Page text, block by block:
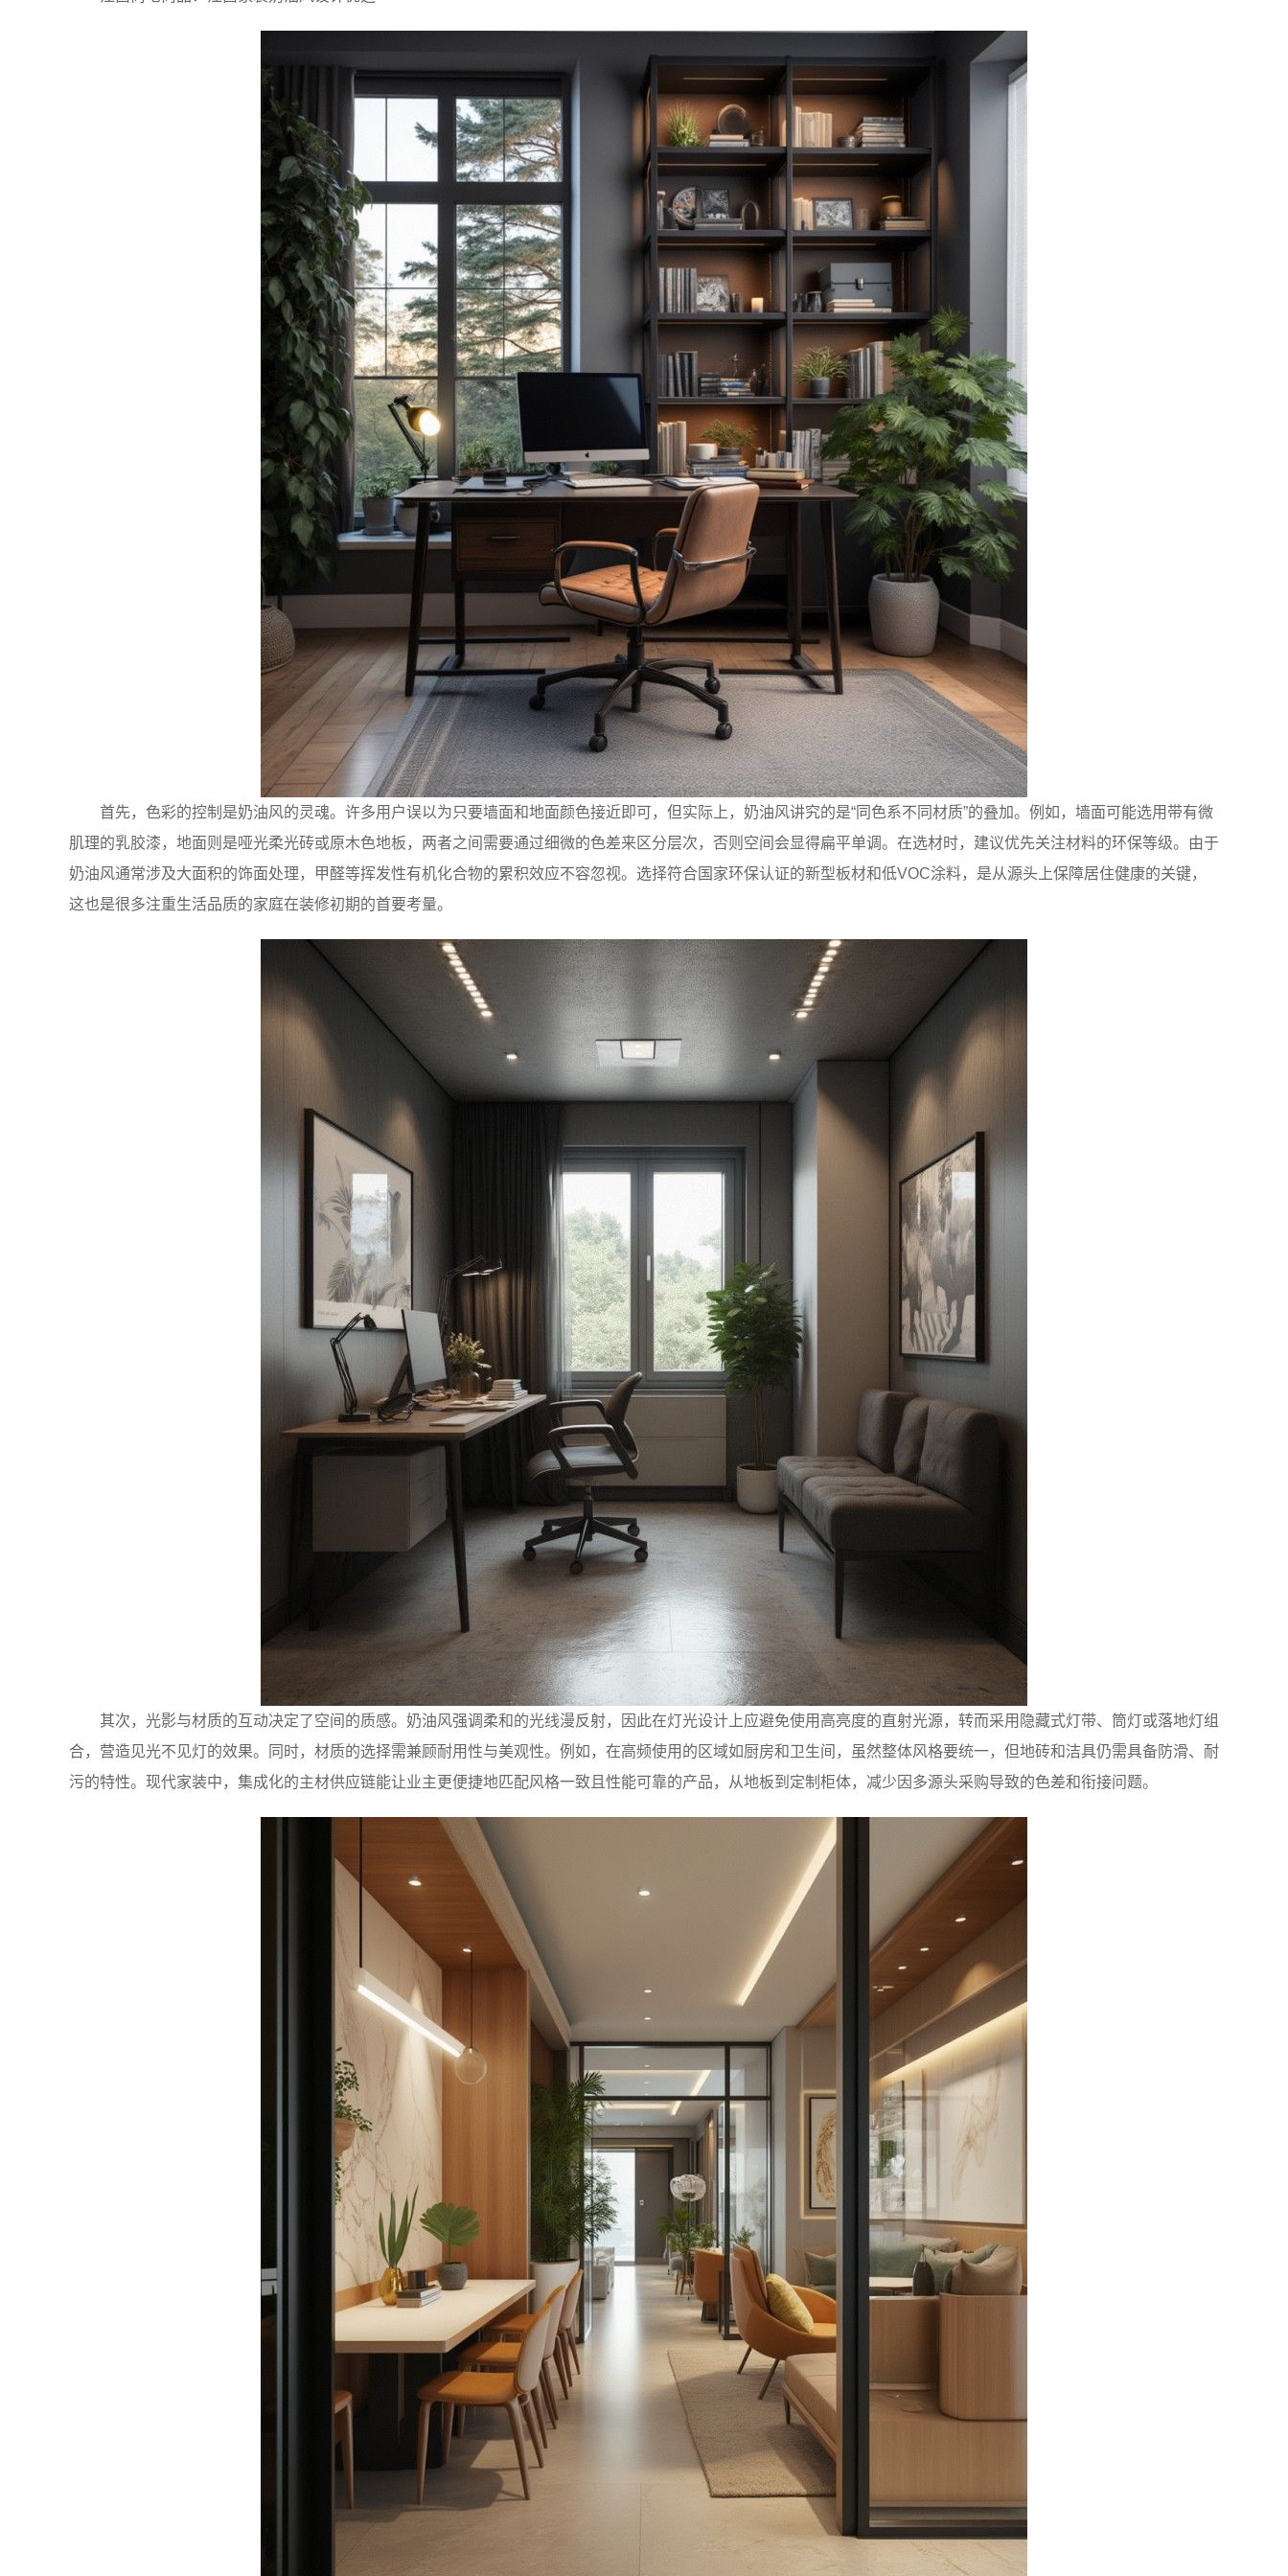
首先，色彩的控制是奶油风的灵魂。许多用户误以为只要墙面和地面颜色接近即可，但实际上，奶油风讲究的是“同色系不同材质”的叠加。例如，墙面可能选用带有微
肌理的乳胶漆，地面则是哑光柔光砖或原木色地板，两者之间需要通过细微的色差来区分层次，否则空间会显得扁平单调。在选材时，建议优先关注材料的环保等级。由于
奶油风通常涉及大面积的饰面处理，甲醛等挥发性有机化合物的累积效应不容忽视。选择符合国家环保认证的新型板材和低VOC涂料，是从源头上保障居住健康的关键，
这也是很多注重生活品质的家庭在装修初期的首要考量。
其次，光影与材质的互动决定了空间的质感。奶油风强调柔和的光线漫反射，因此在灯光设计上应避免使用高亮度的直射光源，转而采用隐藏式灯带、筒灯或落地灯组
合，营造见光不见灯的效果。同时，材质的选择需兼顾耐用性与美观性。例如，在高频使用的区域如厨房和卫生间，虽然整体风格要统一，但地砖和洁具仍需具备防滑、耐
污的特性。现代家装中，集成化的主材供应链能让业主更便捷地匹配风格一致且性能可靠的产品，从地板到定制柜体，减少因多源头采购导致的色差和衔接问题。